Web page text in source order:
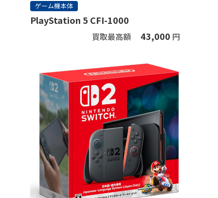
ゲーム機本体
PlayStation 5 CFI-1000
買取最高額 43,000 円